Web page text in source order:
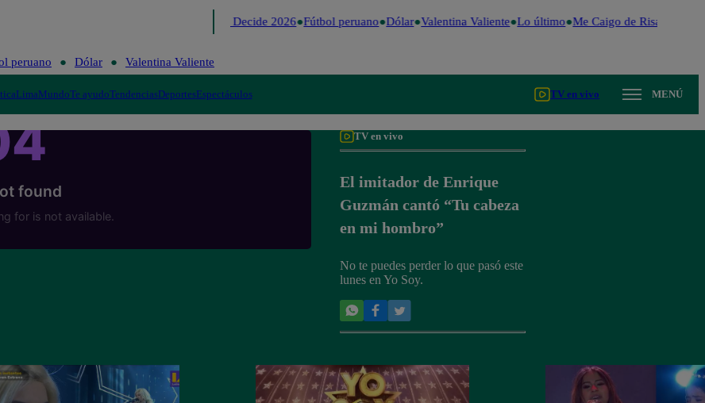
Perú Decide 2026 Fútbol peruano Dólar Valentina Valiente Lo último Me Caigo de Risa
peruano Dólar Valentina Valiente
LimaMundoTe ayudoTendenciasDeportesEspectáculos TV en vivo MENÚ
TV en vivo
El imitador de Enrique
Guzmán cantó “Tu cabeza
en mi hombro”
No te puedes perder lo que pasó este
lunes en Yo Soy.